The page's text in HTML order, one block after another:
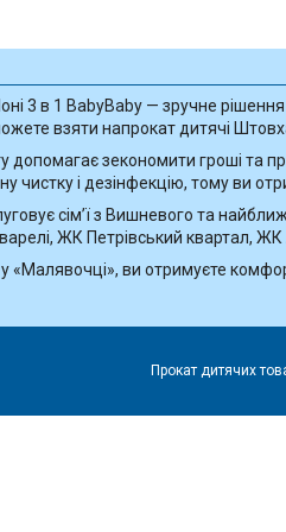
3 в 1 BabyBaby — зручне рішення
взяти напрокат дитячі
допомагає зекономити гроші та
чистку і дезінфекцію, тому ви
сім’ї з Вишневого та
ЖК Петрівський квартал, ЖК
ви отримуєте